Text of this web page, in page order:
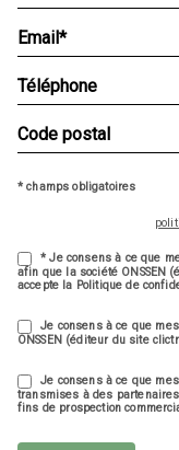
* champs obligatoires
* Je consens à ce que
afin que la société ONSSEN
accepte la Politique de
Je consens à ce que
ONSSEN (éditeur du site
Je consens à ce que
transmises à des
fins de prospection